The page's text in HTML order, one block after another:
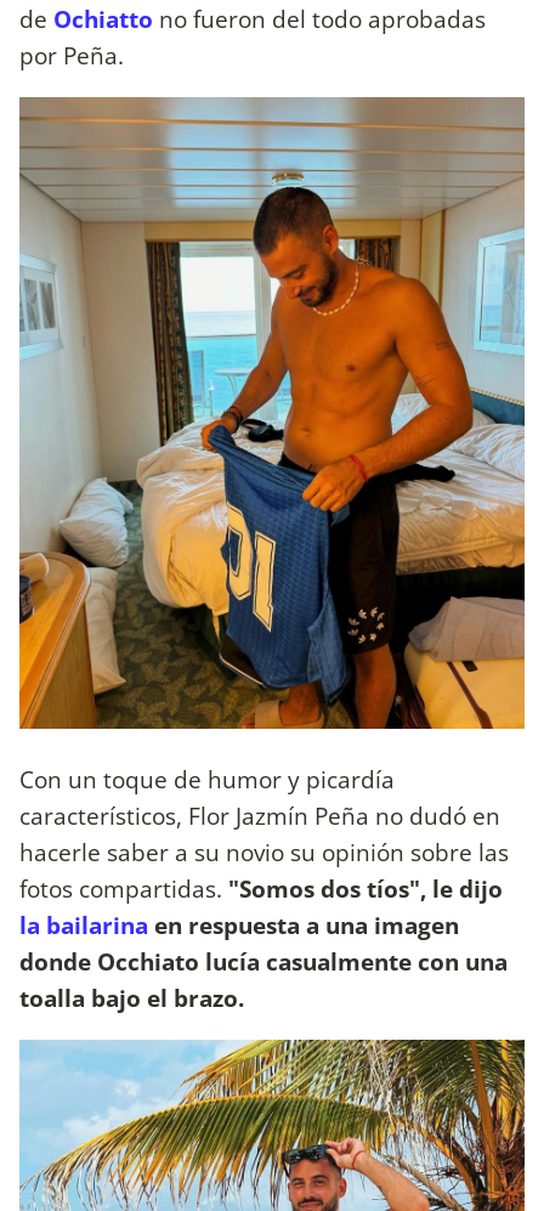
de Ochiatto no fueron del todo aprobadas
por Peña.
Con un toque de humor y picardía
característicos, Flor Jazmín Peña no dudó en
hacerle saber a su novio su opinión sobre las
fotos compartidas. "Somos dos tíos", le dijo
la bailarina en respuesta a una imagen
donde Occhiato lucía casualmente con una
toalla bajo el brazo.